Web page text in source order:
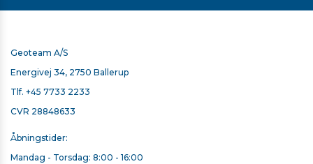
Geoteam A/S
Energivej 34, 2750 Ballerup
Tlf. +45 7733 2233
CVR 28848633
Åbningstider:
Mandag - Torsdag: 8:00 - 16:00